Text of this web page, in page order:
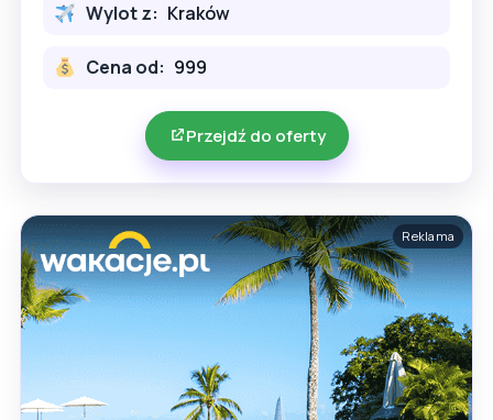
Wylot z: Kraków
Cena od: 999
Przejdź do oferty
Reklama